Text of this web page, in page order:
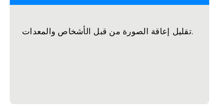
تقليل إعاقة الصورة من قبل الأشخاص والمعدات.